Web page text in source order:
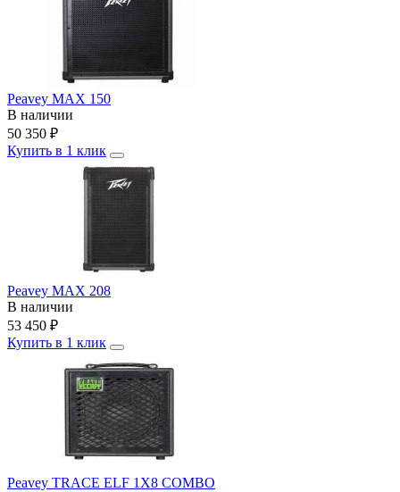
Peavey MAX 150
В наличии
50 350 ₽
Купить в 1 клик
Peavey MAX 208
В наличии
53 450 ₽
Купить в 1 клик
Peavey TRACE ELF 1X8 COMBO